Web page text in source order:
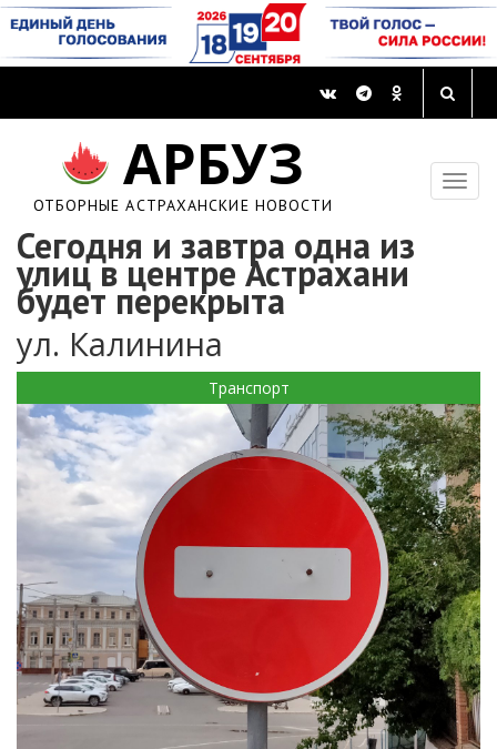
АРБУЗ
ОТБОРНЫЕ АСТРАХАНСКИЕ НОВОСТИ
Сегодня и завтра одна из
улиц в центре Астрахани
будет перекрыта
ул. Калинина
Транспорт